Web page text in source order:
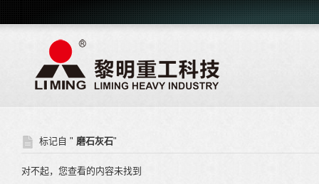
标记自 " 磨石灰石"
对不起，您查看的内容未找到